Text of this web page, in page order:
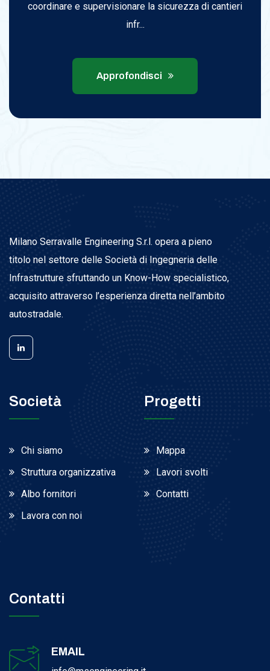
coordinare e supervisionare la sicurezza di cantieri
infr...
Approfondisci
Milano Serravalle Engineering S.r.l. opera a pieno
titolo nel settore delle Società di Ingegneria delle
Infrastrutture sfruttando un Know-How specialistico,
acquisito attraverso l’esperienza diretta nell’ambito
autostradale.
Società
Chi siamo
Struttura organizzativa
Albo fornitori
Lavora con noi
Progetti
Mappa
Lavori svolti
Contatti
Contatti
EMAIL